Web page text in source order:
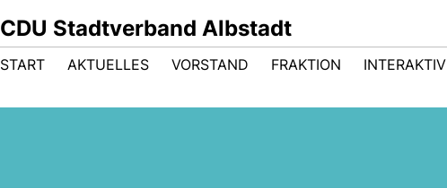
CDU Stadtverband Albstadt
START AKTUELLES VORSTAND FRAKTION INTERAKTIV